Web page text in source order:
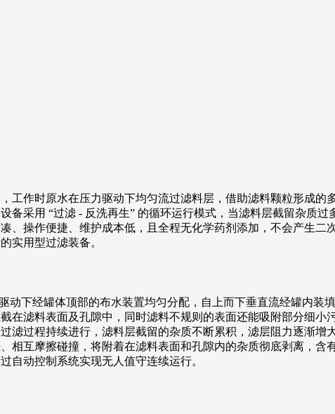
工作时原水在压力驱动下均匀流过滤料层，借助滤料颗粒形成的
采用 “过滤 - 反洗再生” 的循环运行模式，当滤料层截留杂质
、操作便捷、维护成本低，且全程无化学药剂添加，不会产生二
实用型过滤装备。
下经罐体顶部的布水装置均匀分配，自上而下垂直流经罐内装
滤料表面及孔隙中，同时滤料不规则的表面还能吸附部分细小
过程持续进行，滤料层截留的杂质不断累积，滤层阻力逐渐增
相互摩擦碰撞，将附着在滤料表面和孔隙内的杂质彻底剥离，含
自动控制系统实现无人值守连续运行。